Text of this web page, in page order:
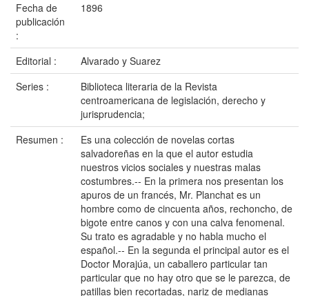
Fecha de
publicación
:
1896
Editorial :
Alvarado y Suarez
Series :
Biblioteca literaria de la Revista
centroamericana de legislación, derecho y
jurisprudencia;
Resumen :
Es una colección de novelas cortas
salvadoreñas en la que el autor estudia
nuestros vicios sociales y nuestras malas
costumbres.-- En la primera nos presentan los
apuros de un francés, Mr. Planchat es un
hombre como de cincuenta años, rechoncho, de
bigote entre canos y con una calva fenomenal.
Su trato es agradable y no habla mucho el
español.-- En la segunda el principal autor es el
Doctor Morajúa, un caballero particular tan
particular que no hay otro que se le parezca, de
patillas bien recortadas, nariz de medianas